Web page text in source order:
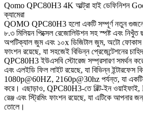
Qomo QPC80H3 4K আল্ট্রা হাই ডেফিনিশন
ক্যামেরা
QOMO QPC80H3 হলো একটি সম্পূর্ণ নতুন গুজনেক
৮.৩ মিলিয়ন পিক্সেল রেজোলিউশন সহ স্পষ্ট এবং
অপটিক্যাল জুম এবং ১০x ডিজিটাল জুম, অটো ফোকাস
ফাংশন রয়েছে, যা সহজেই বিভিন্ন প্রেজেন্টেশনের
QPC80H3 ইউএসবি স্টোরেজ সম্প্রসারণ সমর্থন
এবং এলইডি ফিল লাইট রয়েছে, যা বিভিন্ন ইন্টারফেস
1080p@60HZ, 2160p@30hz পর্যন্ত, যা একটি
করে। এছাড়াও, QPC80H3-তে বিল্ট-ইন ওয়াইফাই,
রেঞ্জ এবং স্ট্রিমিং ফাংশন রয়েছে, যা এটিকে আপনার
তোলে।